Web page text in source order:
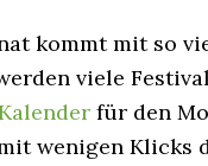
kommt mit so
viele
für den
wenigen Klicks